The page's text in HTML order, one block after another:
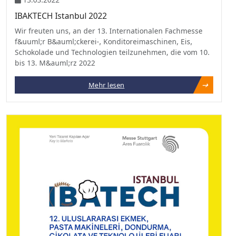
IBAKTECH Istanbul 2022
Wir freuten uns, an der 13. Internationalen Fachmesse
f&uuml;r B&auml;ckerei-, Konditoreimaschinen, Eis,
Schokolade und Technologien teilzunehmen, die vom 10.
bis 13. M&auml;rz 2022
Mehr lesen